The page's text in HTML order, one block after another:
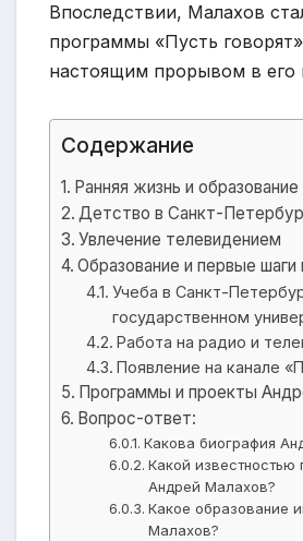
Впоследствии, Малахов
программы «Пусть
настоящим прорывом в его
Содержание
Ранняя жизнь и образование
Детство в Санкт-
Увлечение телевидением
Образование и первые шаги
Учеба в Санкт-
государственном
Работа на радио и
Появление на канале
Программы и проекты
Вопрос-ответ:
Какова биография
Какой известностью
Андрей Малахов?
Какое образование
Малахов?